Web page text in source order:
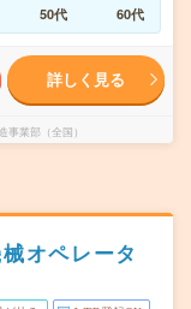
50代 60代
詳しく見る
業部（全国）
オペレータ